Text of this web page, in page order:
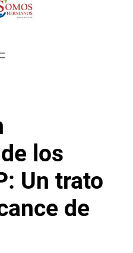
los
Un trato
de